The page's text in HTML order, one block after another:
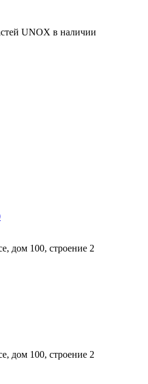
UNOX в наличии
дом 100, строение 2
дом 100, строение 2